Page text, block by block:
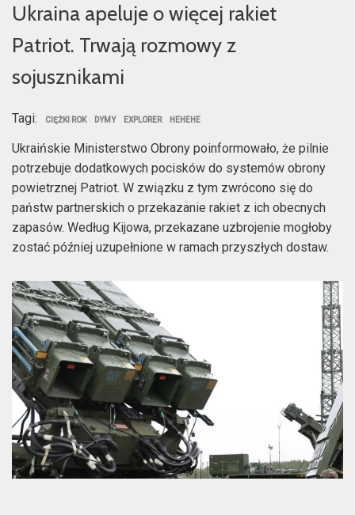
Ukraina apeluje o więcej rakiet
Patriot. Trwają rozmowy z
sojusznikami
Tagi: CIĘŻKI ROK DYMY EXPLORER HEHEHE
Ukraińskie Ministerstwo Obrony poinformowało, że pilnie
potrzebuje dodatkowych pocisków do systemów obrony
powietrznej Patriot. W związku z tym zwrócono się do
państw partnerskich o przekazanie rakiet z ich obecnych
zapasów. Według Kijowa, przekazane uzbrojenie mogłoby
zostać później uzupełnione w ramach przyszłych dostaw.